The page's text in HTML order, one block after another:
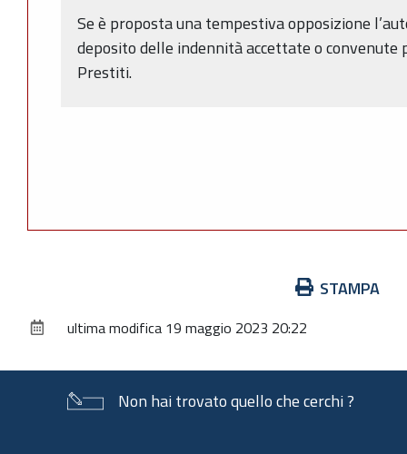
Se è proposta una tempestiva opposizione
deposito delle indennità accettate o convenute
Prestiti.
documento
STAMPA
ultima modifica 19 maggio 2023 20:22
Non hai trovato quello che cerchi ?